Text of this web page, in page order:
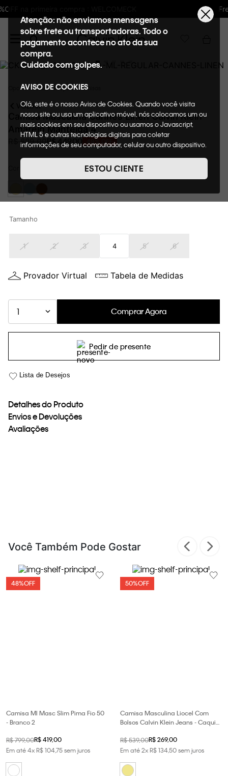
Frete GRÁTIS nas compras acima de R$600
Atenção: não enviamos mensagens
sobre frete ou transportadoras. Todo o
pagamento acontece no ato da sua
compra.
Cuidado com golpes.
AVISO DE COOKIES
Olá, este é o nosso Aviso de Cookies. Quando você visita
nosso site ou usa um aplicativo móvel, nós colocamos um ou
mais cookies em seu dispositivo ou usamos o Javascript,
HTML 5 e outras tecnologias digitais para coletar
informações de seu computador, celular ou outro dispositivo.
de cookies, informaremos quais cookies usaremos e quais
suas funções. A forma como processamos os dados
nosso Aviso de Privacidade. Quando você visita nosso site,
fornecer a você toda a funcionalidade do site, incluindo,
loja virtual. Para maiores informações sobre o nosso aviso de
Cookies acesse o link.
ESTOU CIENTE
Oportunidades Roupas Camisas
VOLTAR
Camisa Masculina Cannes Linen Calvin Klein
Amarelo Manteiga 4
889 R$ 449,00 OFF
AMARELO MANTEIGA
Tamanho
1 2 3 4 5 6
Provador Virtual Tabela de Medidas
1 Comprar Agora
Pedir de presente
Detalhes do Produto
Envios e Devoluções
Avaliações
Você Também Pode Gostar
48%OFF
Camisa Ml Masc Slim Pima Fio 50
- Branco 2
R$799,00R$419,00
Em até4xR$10475sem juros
50%OFF
Camisa Masculina Liocel Com
Bolsos Calvin Klein Jeans - Caqui
R$539,00R$269,00
Em até2xR$13450sem juros